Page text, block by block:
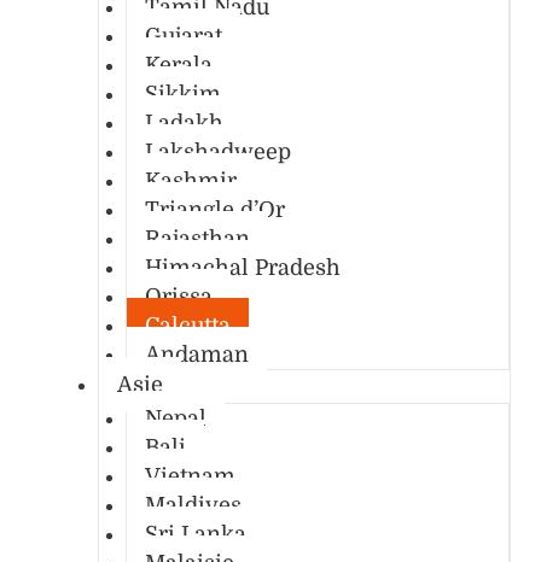
Tamil Nadu
Gujarat
Kerala
Sikkim
Ladakh
Lakshadweep
Kashmir
Triangle d’Or
Rajasthan
Himachal Pradesh
Orissa
Calcutta
Andaman
Asie
Nepal
Bali
Vietnam
Maldives
Sri Lanka